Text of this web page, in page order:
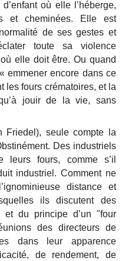
où elle l’héberge,
et cheminées. Elle est
de ses gestes et
toute sa violence
elle doit être. Ou quand
emmener encore dans ce
les fours crématoires, et la
jouir de la vie, sans
Friedel), seule compte la
Des industriels
leurs fours, comme s’il
industriel. Comment ne
distance et
ils discutent des
du principe d’un "four
des directeurs de
dans leur apparence
de rendement, de